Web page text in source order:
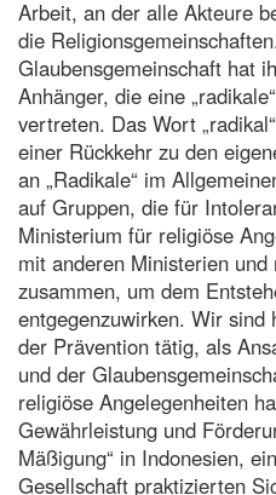
Arbeit, an der alle Akteure
die
Glaubensgemeinschaft hat
Anhänger, die eine
vertreten. Das Wort
einer Rückkehr zu den
an „Radikale“ im
auf Gruppen, die für
Ministerium für religiöse
mit anderen Ministerien
zusammen, um dem
entgegenzuwirken. Wir sind
der Prävention tätig, als
und der
religiöse Angelegenheiten
Gewährleistung und
Mäßigung“ in Indonesien,
Gesellschaft praktizierten